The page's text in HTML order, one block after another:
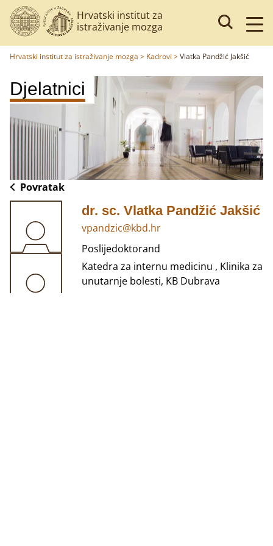
Hrvatski institut za
istraživanje mozga
Hrvatski institut za istraživanje mozga > Kadrovi >Vlatka Pandžić Jakšić
Djelatnici
Povratak
dr. sc. Vlatka Pandžić Jakšić
vpandzic@kbd.hr
Poslijedoktorand
Katedra za internu medicinu , Klinika za
unutarnje bolesti, KB Dubrava